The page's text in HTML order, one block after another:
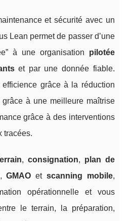
et sécurité avec un
Lean permet de passer d’une
à une organisation pilotée
et par une donnée fiable.
grâce à la réduction
à une meilleure maîtrise
grâce à des interventions
tracées.
, consignation, plan de
,GMAO et scanning mobile,
opérationnelle et vous
le terrain, la préparation,